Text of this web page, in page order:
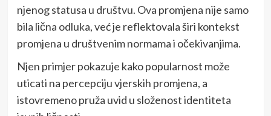
njenog statusa u društvu. Ova promjena nije samo
bila lična odluka, već je reflektovala širi kontekst
promjena u društvenim normama i očekivanjima.
Njen primjer pokazuje kako popularnost može
uticati na percepciju vjerskih promjena, a
istovremeno pruža uvid u složenost identiteta